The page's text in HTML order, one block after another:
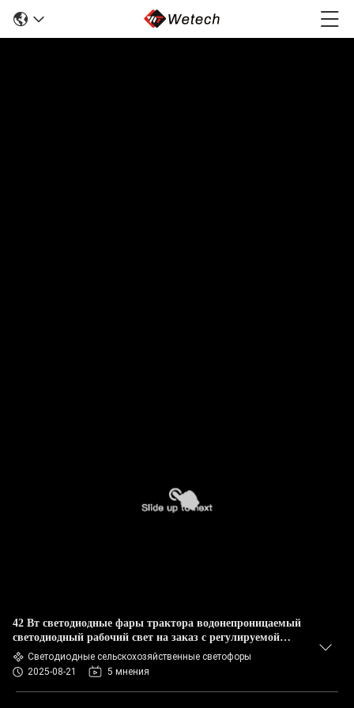
42 Вт светодиодные фары трактора водонепроницаемый
светодиодный рабочий свет на заказ с регулируемой
вращающейся базой
Светодиодные сельскохозяйственные светофоры
2025-08-21
5 мнения